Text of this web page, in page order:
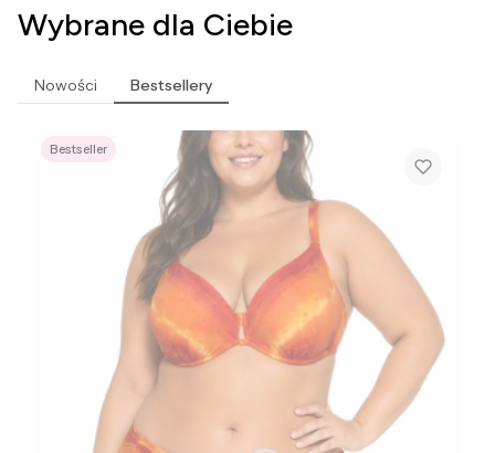
Wybrane dla Ciebie
Nowości Bestsellery
Bestseller